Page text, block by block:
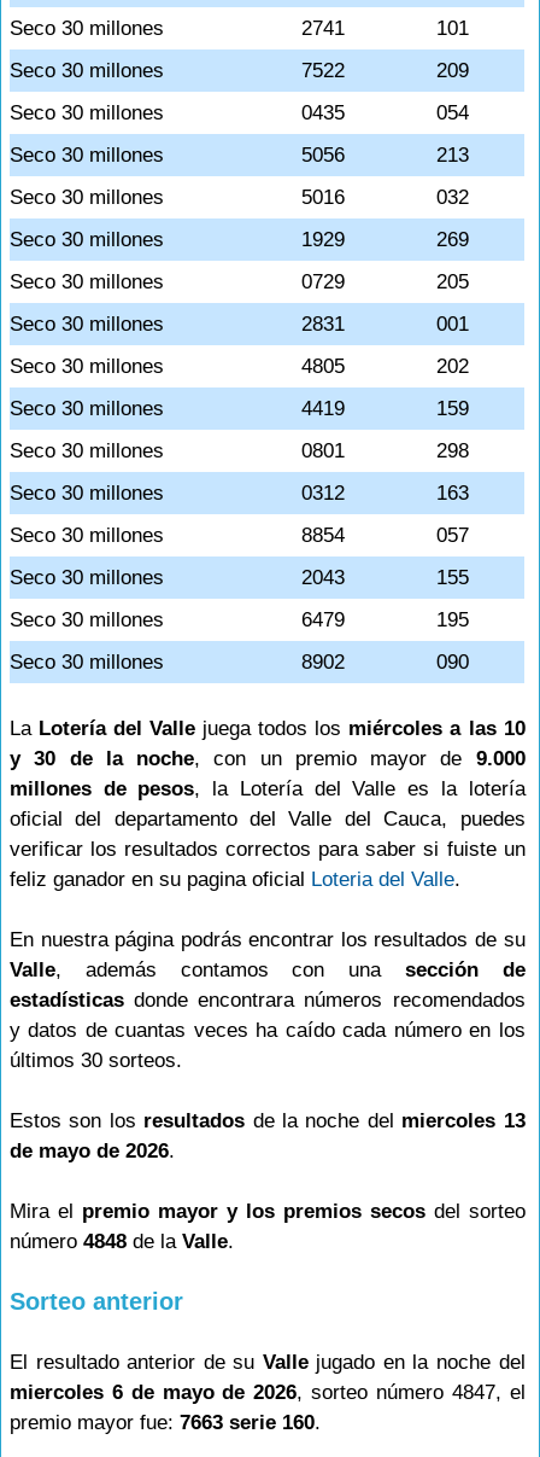
Seco 30 millones
2741
101
Seco 30 millones
7522
209
Seco 30 millones
0435
054
Seco 30 millones
5056
213
Seco 30 millones
5016
032
Seco 30 millones
1929
269
Seco 30 millones
0729
205
Seco 30 millones
2831
001
Seco 30 millones
4805
202
Seco 30 millones
4419
159
Seco 30 millones
0801
298
Seco 30 millones
0312
163
Seco 30 millones
8854
057
Seco 30 millones
2043
155
Seco 30 millones
6479
195
Seco 30 millones
8902 090
La Lotería del Valle juega todos los miércoles a las 10
y 30 de la noche, con un premio mayor de 9.000
millones de pesos, la Lotería del Valle es la lotería
oficial del departamento del Valle del Cauca, puedes
verificar los resultados correctos para saber si fuiste un
feliz ganador en su pagina oficial Loteria del Valle.
En nuestra página podrás encontrar los resultados de su
Valle, además contamos con una sección de
estadísticas donde encontrara números recomendados
y datos de cuantas veces ha caído cada número en los
últimos 30 sorteos.
Estos son los resultados de la noche del miercoles 13
de mayo de 2026.
Mira el premio mayor y los premios secosdel sorteo
número 4848 de la Valle.
Sorteo anterior
El resultado anterior de su Vallejugado en la noche del
miercoles 6 de mayo de 2026, sorteo número 4847, el
premio mayor fue: 7663 serie 160.